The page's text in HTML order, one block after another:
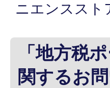
ニエンススト
「地方税
関するお